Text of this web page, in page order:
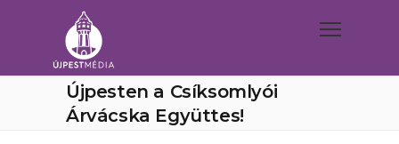
Újpesten a Csíksomlyói
Árvácska Együttes!